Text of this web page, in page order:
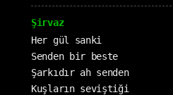
Şirvaz
Her gül sanki
Senden bir beste
Şarkıdır ah senden
Kuşların seviştiği